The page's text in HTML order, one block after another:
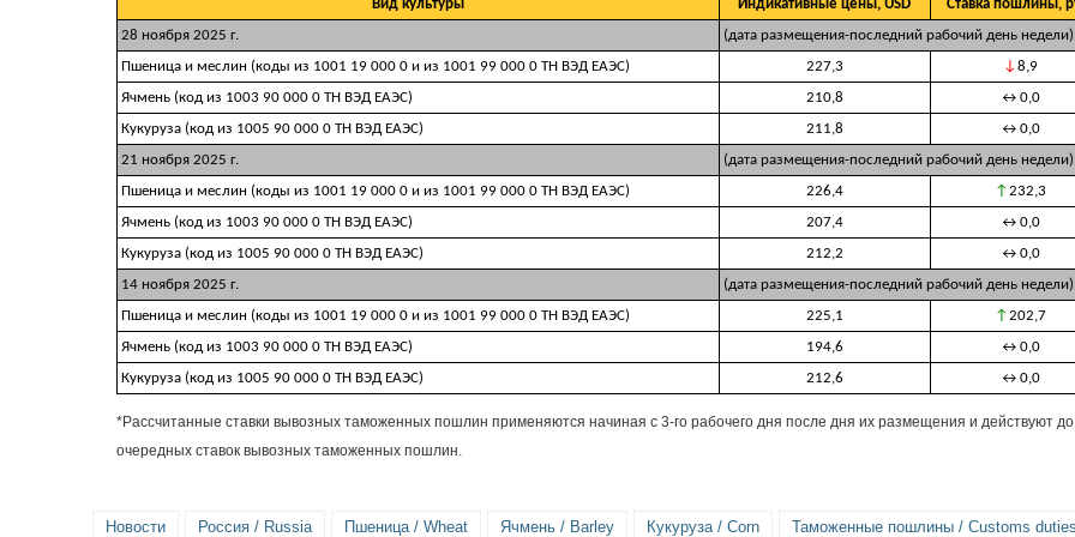
Вид культуры Индикативные цены, USD
Ставка пошлины,
28 ноября 2025 г.
(дата размещения-последний рабочий день недели)
Пшеница и меслин (коды из 1001 19 000 0 и из 1001 99 000 0 ТН ВЭД ЕАЭС)
227,3 ↓ 8,9
Ячмень (код из 1003 90 000 0 ТН ВЭД ЕАЭС)
210,8 ↔0,0
Кукуруза (код из 1005 90 000 0 ТН ВЭД ЕАЭС)
211,8 ↔0,0
21 ноября 2025 г.
(дата размещения-последний рабочий день недели)
Пшеница и меслин (коды из 1001 19 000 0 и из 1001 99 000 0 ТН ВЭД ЕАЭС)
226,4 ↑ 232,3
Ячмень (код из 1003 90 000 0 ТН ВЭД ЕАЭС)
207,4 ↔0,0
Кукуруза (код из 1005 90 000 0 ТН ВЭД ЕАЭС)
212,2 ↔0,0
14 ноября 2025 г.
(дата размещения-последний рабочий день недели)
Пшеница и меслин (коды из 1001 19 000 0 и из 1001 99 000 0 ТН ВЭД ЕАЭС)
225,1 ↑ 202,7
Ячмень (код из 1003 90 000 0 ТН ВЭД ЕАЭС)
194,6 ↔0,0
Кукуруза (код из 1005 90 000 0 ТН ВЭД ЕАЭС)
212,6 ↔0,0
*Рассчитанные ставки вывозных таможенных пошлин применяются начиная с 3-го рабочего дня после дня их размещения и действуют
очередных ставок вывозных таможенных пошлин.
Новости Россия / Russia Пшеница / Wheat Ячмень / Barley Кукуруза / Corn Таможенные пошлины / Customs